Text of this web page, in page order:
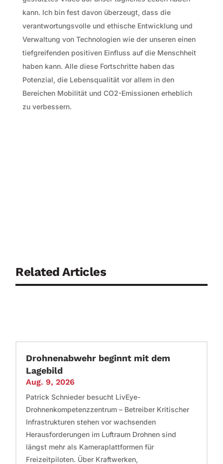
kann. Ich bin fest davon überzeugt, dass die
verantwortungsvolle und ethische Entwicklung und
Verwaltung von Technologien wie der unseren einen
tiefgreifenden positiven Einfluss auf die Menschheit
haben kann. Alle diese Fortschritte haben das
Potenzial, die Lebensqualität vor allem in den
Bereichen Mobilität und CO2-Emissionen erheblich
zu verbessern.
Related Articles
Drohnenabwehr beginnt mit dem
Lagebild
Aug. 9, 2026
Patrick Schnieder besucht LivEye-
Drohnenkompetenzzentrum – Betreiber Kritischer
Infrastrukturen stehen vor wachsenden
Herausforderungen im Luftraum Drohnen sind
längst mehr als Kameraplattformen für
Freizeitpiloten. Über Kraftwerken,